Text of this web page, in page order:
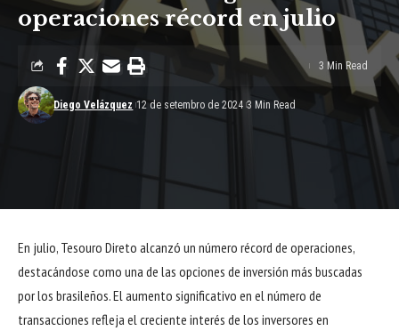
operaciones récord en julio
Diego Velázquez 12 de setembro de 2024 3 Min Read
3 Min Read
En julio, Tesouro Direto alcanzó un número récord de operaciones,
destacándose como una de las opciones de inversión más buscadas
por los brasileños. El aumento significativo en el número de
transacciones refleja el creciente interés de los inversores en